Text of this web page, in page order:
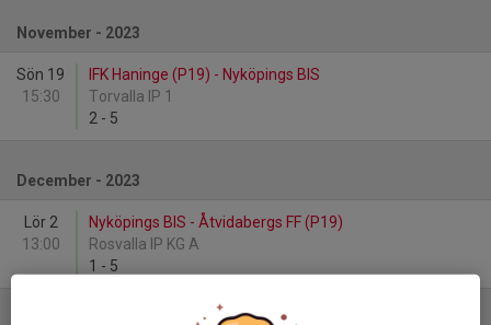
November - 2023
Sön 19
15:30
IFK Haninge (P19) - Nyköpings BIS
Torvalla IP 1
2 - 5
December - 2023
Lör 2
13:00
Nyköpings BIS - Åtvidabergs FF (P19)
Rosvalla IP KG A
1 - 5